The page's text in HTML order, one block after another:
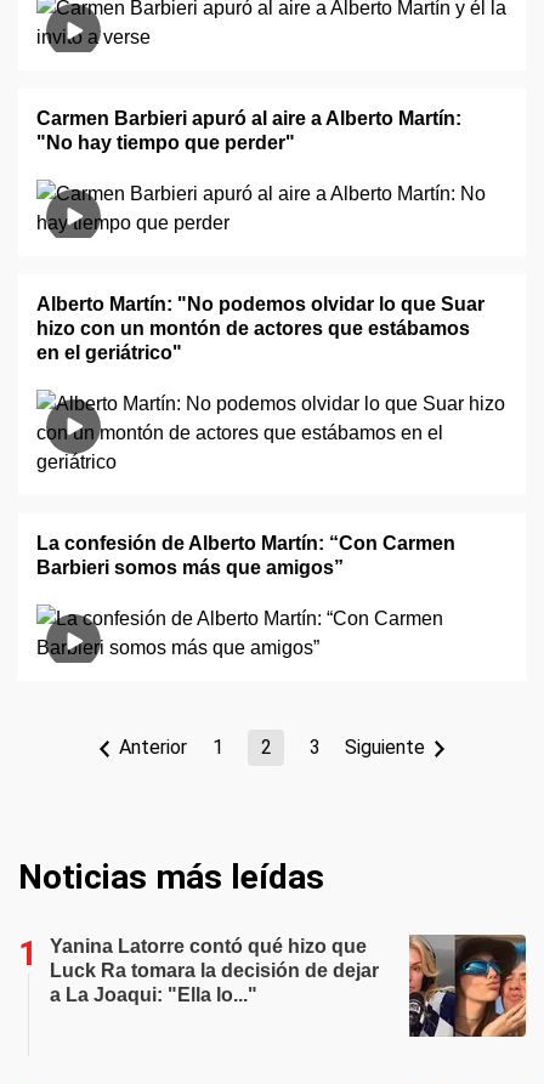
Carmen Barbieri apuró al aire a Alberto Martín:
"No hay tiempo que perder"
Alberto Martín: "No podemos olvidar lo que Suar
hizo con un montón de actores que estábamos
en el geriátrico"
La confesión de Alberto Martín: “Con Carmen
Barbieri somos más que amigos”
Anterior 1 2 3 Siguiente
Noticias más leídas
Yanina Latorre contó qué hizo que
Luck Ra tomara la decisión de dejar
a La Joaqui: "Ella lo..."